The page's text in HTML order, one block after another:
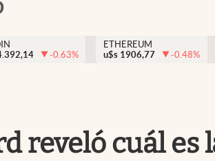
-0.63%
ETHEREUM
u$s 1906,77 -0.48%
reveló cuál es